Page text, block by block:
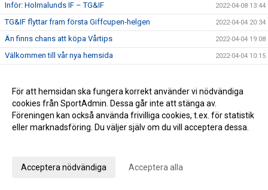
Inför: Holmalunds IF – TG&IF 2022-04-08 13:44
TG&IF flyttar fram första Giffcupen-helgen 2022-04-04 20:34
Än finns chans att köpa Vårtips 2022-04-04 19:08
Välkommen till vår nya hemsida 2022-04-04 10:15
Bra årspremiär av juniorlaget mot Folkabo 2022-03-24 16:48
INFO Nya huvudentrèn 2022-03-24 12:27
Entrèn 2022-03-15 08:41
Inför: TG&IF – Vänersborgs FK (träningsmatch)
För att hemsidan ska fungera korrekt använder vi nödvändiga
cookies från SportAdmin. Dessa går inte att stänga av.
Föreningen kan också använda frivilliga cookies, t.ex. för statistik
eller marknadsföring. Du väljer själv om du vill acceptera dessa.
Acceptera nödvändiga Acceptera alla